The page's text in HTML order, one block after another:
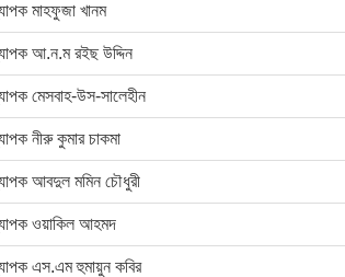
মাহফুজা খানম
আ.ন.ম রইছ উদ্দিন
মেসবাহ-উস-সালেহীন
নীরু কুমার চাকমা
আবদুল মমিন চৌধুরী
ওয়াকিল আহমদ
এস.এম হুমায়ুন কবির